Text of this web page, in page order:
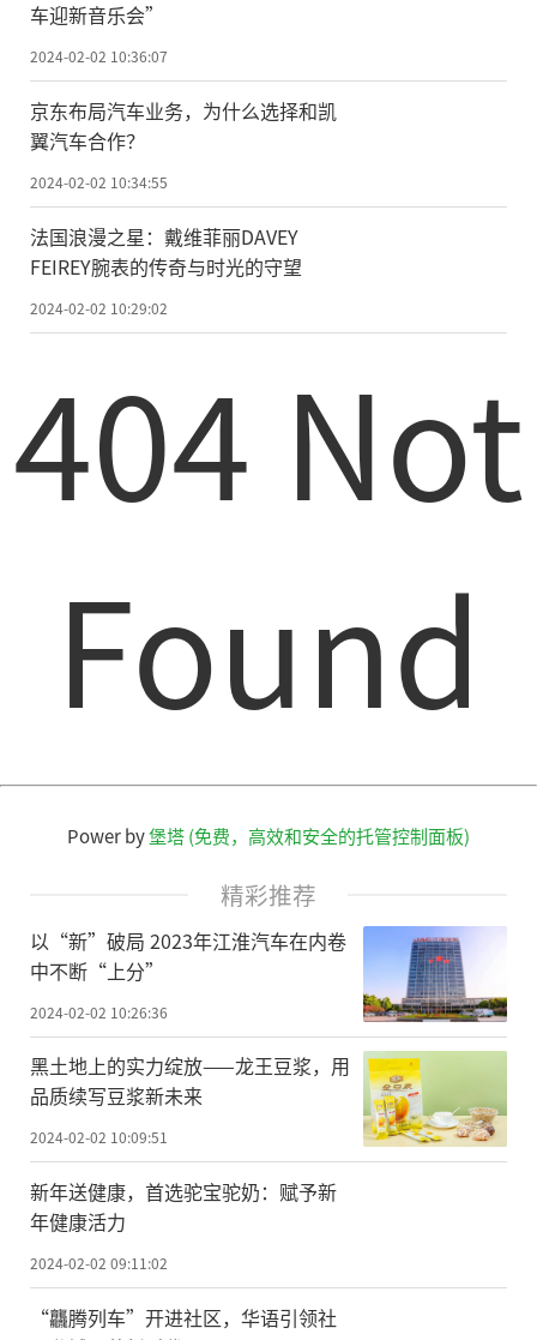
车迎新音乐会”
2024-02-02 10:36:07
京东布局汽车业务，为什么选择和凯
翼汽车合作？
2024-02-02 10:34:55
法国浪漫之星：戴维菲丽DAVEY
FEIREY腕表的传奇与时光的守望
2024-02-02 10:29:02
404 Not
Found
Power by堡塔 (免费，高效和安全的托管控制面板)
精彩推荐
以“新”破局 2023年江淮汽车在内卷
中不断“上分”
2024-02-02 10:26:36
黑土地上的实力绽放——龙王豆浆，用
品质续写豆浆新未来
2024-02-02 10:09:51
新年送健康，首选驼宝驼奶：赋予新
年健康活力
2024-02-02 09:11:02
“龘腾列车”开进社区，华语引领社